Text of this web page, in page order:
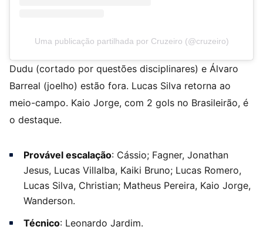
Uma publicação partilhada por Cruzeiro (@cruzeiro)
Dudu (cortado por questões disciplinares) e Álvaro
Barreal (joelho) estão fora. Lucas Silva retorna ao
meio-campo. Kaio Jorge, com 2 gols no Brasileirão, é
o destaque.
Provável escalação: Cássio; Fagner, Jonathan
Jesus, Lucas Villalba, Kaiki Bruno; Lucas Romero,
Lucas Silva, Christian; Matheus Pereira, Kaio Jorge,
Wanderson.
Técnico: Leonardo Jardim.